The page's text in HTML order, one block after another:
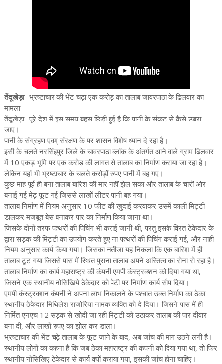
तेंदूखेड़ा- भ्रष्टाचार की भेंट चढ़ा एक करोड़ का तालाब जावरपाठा के ढिलवार का
मामला-
तेंदूखेड़ा- पूरे देश में इस समय बहस छिड़ी हुई है कि पानी के संकट से कैसे उबरा
जाए।
पानी के संग्रहण एवम् संरक्षण के पर शासन विशेष ध्यान दे रहा है।
इसी के चलते नरसिंहपुर जिले के चावरपाठा ब्लॉक के अंतर्गत आने वाले ग्राम ढिलवार
में 10 एकड़ भूमि पर एक करोड़ की लागत से तालाब का निर्माण कराया जा रहा है।
लेकिन यहां भी भ्रष्टाचार के चलते करोड़ों रुपए पानी में बह गए।
कुछ माह पूर्व ही बना तालाब बारिश की मार नहीं झेल सका और तालाब के चारों ओर
बनाई गई मेढ़ फूट गई जिससे लाखों लीटर पानी बह गया।
तालाब निर्माण में नियम अनुसार 10 फीट की खुदाई करवाकर उसमें काली मिट्टी
डालकर मजबूत बेस बनाकर पार का निर्माण किया जाना था।
जिसके दोनों तरफ पत्थरों की पिचिंग भी कराई जानी थी, परंतु इसके विरत ठेकेदार के
द्वारा सड़क की मिट्टी का उपयोग करते हुए ना पत्थरों की पिचिंग कराई गई, और नाही
नियम अनुसार कार्य किया गया। जिसका नतीजा यह निकला कि एक बारिश में ही
तालाब टूट गया जिससे पास में स्थित पुराना तालाब अपने अस्तित्व का रोना रो रहा है।
तालाब निर्माण का कार्य महाराष्ट्र की कंपनी एमपी कंस्ट्रक्शन को दिया गया था,
जिसने एक स्थानीय नोसिखिये ठेकेदार को पेटी पर निर्माण कार्य सौप दिया।
एमपी कंस्ट्रक्शन कंपनी ने अपना लाभ निकालने के पश्चात उक्त निर्माण का ठेका
स्थानीय ठेकेदार मिथिलेश राजोरिया नामक व्यक्ति को दे दिया। जिसने पास में ही
निर्मित एनएच 12 सड़क से खोदी जा रही मिट्टी को उठाकर तालाब की पार दीवार
बना दी, और लाखों रुपए का झोल कर डाला।
भ्रष्टाचार की भेंट चढ़े तालाब के फूट जाने के बाद, अब जांच की मांग उठने लगी है।
स्थानीय लोगों का कहना है कि जब ठेका महाराष्ट्र की कंपनी को दिया गया था, तो फिर
स्थानीय नोसिखिए ठेकेदार से कार्य क्यों कराया गया, इसकी जांच होना चाहिए।